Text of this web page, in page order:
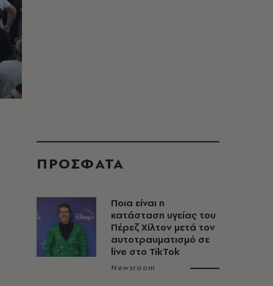
ΠΡΟΣΦΑΤΑ
Ποια είναι η
κατάσταση υγείας του
Πέρεζ Χίλτον μετά τον
αυτοτραυματισμό σε
live στο TikTok
Newsroom